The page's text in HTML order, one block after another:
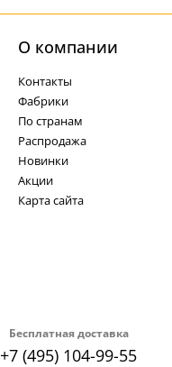
Бесплатная доставка
+7 (495) 104-99-55
О компании
Контакты
Фабрики
По странам
Распродажа
Новинки
Акции
Карта сайта